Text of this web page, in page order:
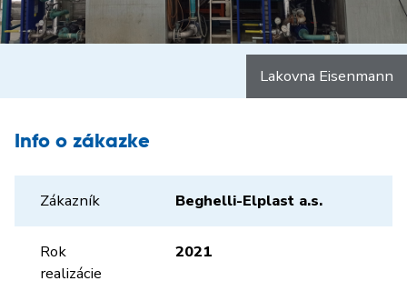
Lakovna Eisenmann
Info o zákazke
Zákazník Beghelli-Elplast a.s.
Rok
realizácie
2021